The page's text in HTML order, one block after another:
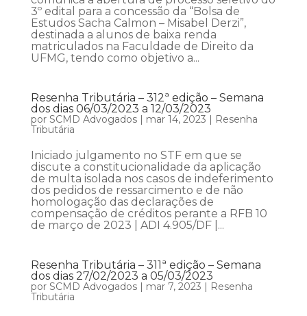
3º edital para a concessão da “Bolsa de
Estudos Sacha Calmon – Misabel Derzi”,
destinada a alunos de baixa renda
matriculados na Faculdade de Direito da
UFMG, tendo como objetivo a...
Resenha Tributária – 312ª edição – Semana
dos dias 06/03/2023 a 12/03/2023
por SCMD Advogados| mar 14, 2023 | Resenha
Tributária
Iniciado julgamento no STF em que se
discute a constitucionalidade da aplicação
de multa isolada nos casos de indeferimento
dos pedidos de ressarcimento e de não
homologação das declarações de
compensação de créditos perante a RFB 10
de março de 2023 | ADI 4.905/DF |...
Resenha Tributária – 311ª edição – Semana
dos dias 27/02/2023 a 05/03/2023
por SCMD Advogados| mar 7, 2023 | Resenha
Tributária